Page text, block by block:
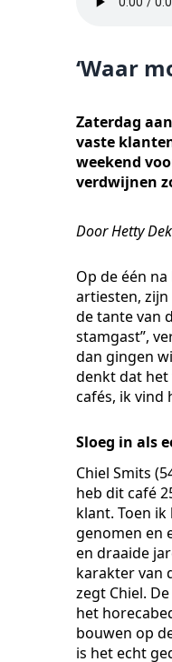
‘Waar
Zaterdag
vaste
weekend
verdwijnen
Door Hetty
Op de één
artiesten, zijn
de tante van
stamgast”,
dan gingen
denkt dat het
cafés, ik vind
Sloeg in als
Chiel Smits
heb dit café
klant. Toen
genomen en
en draaide
karakter van
zegt Chiel.
het
bouwen op
is het echt